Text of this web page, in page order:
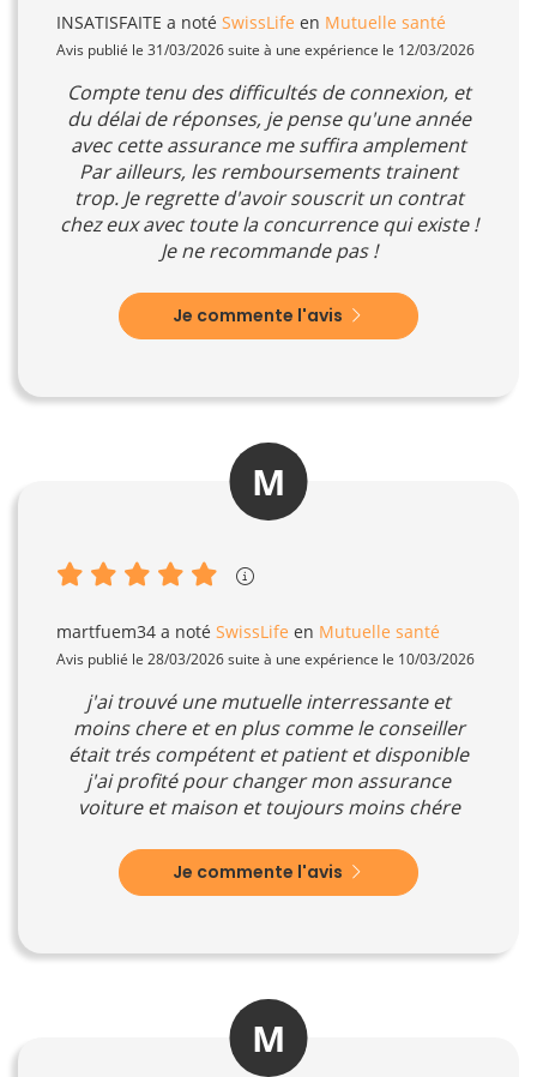
INSATISFAITE a noté SwissLife en Mutuelle santé
Avis publié le 31/03/2026 suite à une expérience le 12/03/2026
Compte tenu des difficultés de connexion, et
du délai de réponses, je pense qu'une année
avec cette assurance me suffira amplement
Par ailleurs, les remboursements trainent
trop. Je regrette d'avoir souscrit un contrat
chez eux avec toute la concurrence qui existe !
Je ne recommande pas !
Je commente l'avis
M
martfuem34 a noté SwissLife en Mutuelle santé
Avis publié le 28/03/2026 suite à une expérience le 10/03/2026
j'ai trouvé une mutuelle interressante et
moins chere et en plus comme le conseiller
était trés compétent et patient et disponible
j'ai profité pour changer mon assurance
voiture et maison et toujours moins chére
Je commente l'avis
M